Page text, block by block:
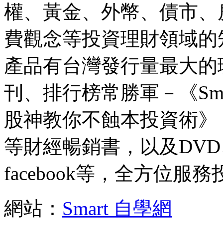
權、黃金、外幣、債市
費觀念等投資理財領域
產品有台灣發行量最大
刊、排行榜常勝軍－《
股神教你不蝕本投資術
等財經暢銷書，以及
facebook等，全方位服務
網站： Smart 自學網